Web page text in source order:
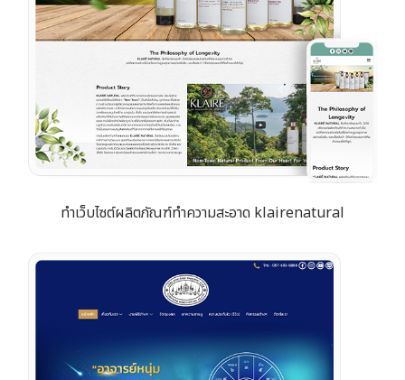
ทำเว็บไซต์ผลิตภัณฑ์ทำความสะอาด klairenatural